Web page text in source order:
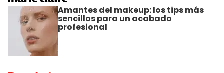
Amantes del makeup: los tips más
sencillos para un acabado
profesional